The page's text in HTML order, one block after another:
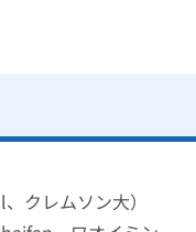
クレムソン大）